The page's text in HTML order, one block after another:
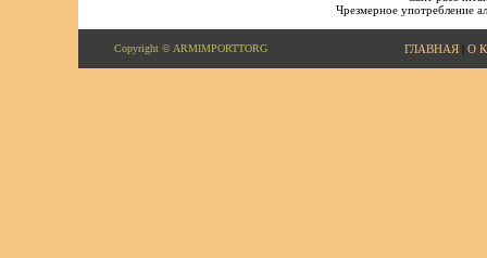
Чрезмерное употребление
Copyright © ARMIMPORTTORG ГЛАВНАЯ| О